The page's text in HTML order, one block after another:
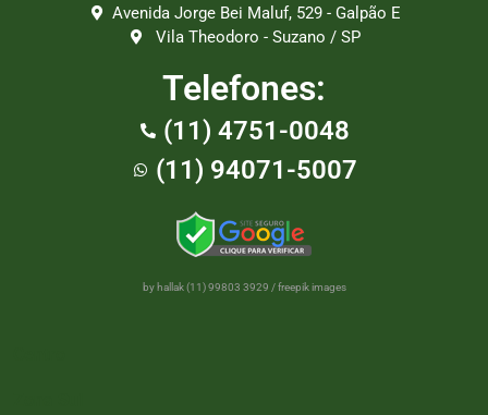
Avenida Jorge Bei Maluf, 529 - Galpão E
Vila Theodoro - Suzano / SP
Telefones:
(11) 4751-0048
(11) 94071-5007
by hallak (11) 99803 3929 /freepik images